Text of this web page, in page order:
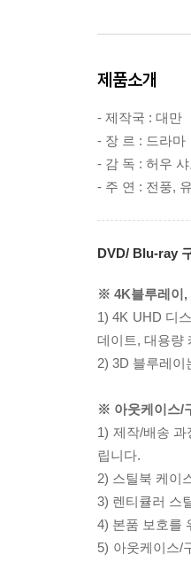
제품소개
- 제작국 : 대만
- 장 르 : 드라마
- 감 독 : 허우
- 주 연 : 전풍,
DVD/ Blu-ray
※ 4K블루레이,
1) 4K UHD 디
데이트, 대용량
2) 3D 블루레
※ 아웃케이스/
1) 제작/배송
립니다.
2) 스틸북 케이
3) 렌티큘러 스
4) 본품 보호를
5) 아웃케이스/